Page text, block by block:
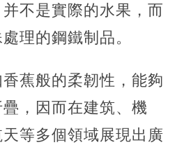
并不是實際的水果，而
理的鋼鐵制品。
蕉般的柔韌性， 能夠
，因而在建筑、機
等多個領域展現出廣